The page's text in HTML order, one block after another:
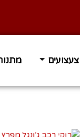
צעצועים